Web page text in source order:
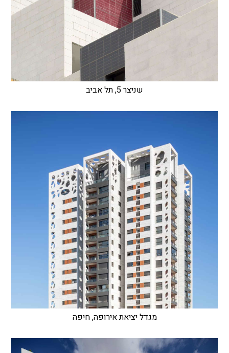
שניצר 5, תל אביב
מגדל יציאת אירופה, חיפה